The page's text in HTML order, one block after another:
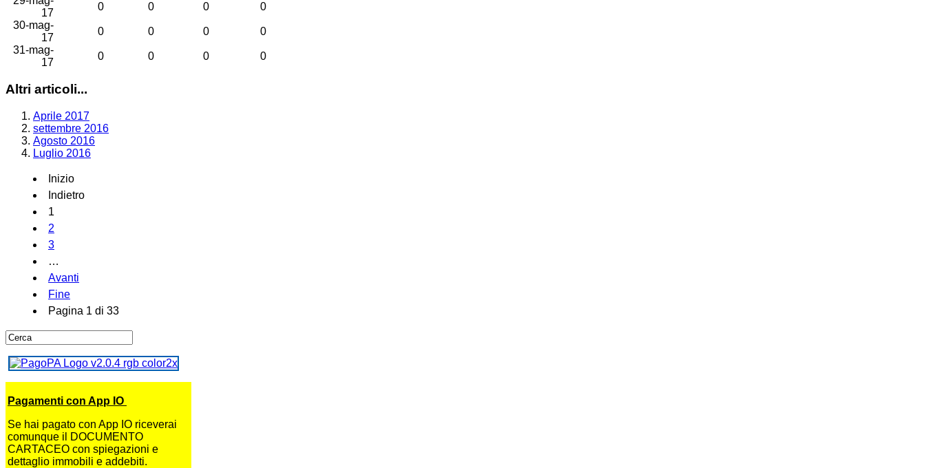
17
0 0 0
0
30-mag-
17
0 0 0
0
31-mag-
17
0 0 0 0
Altri articoli...
Aprile 2017
settembre 2016
Agosto 2016
Luglio 2016
Inizio
Indietro
1
2
3
…
Avanti
Fine
Pagina 1 di 33
Pagamenti con App IO
Se hai pagato con App IO riceverai
comunque il DOCUMENTO
CARTACEO con spiegazioni e
dettaglio immobili e addebiti.